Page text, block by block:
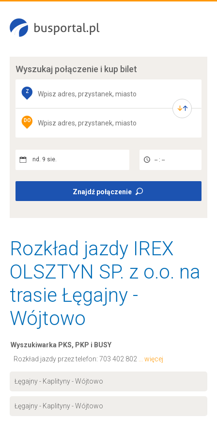
Wyszukaj połączenie i kup bilet
Z
DO
nd. 9 sie. -- : --
Znajdź połączenie
Rozkład jazdy IREX
OLSZTYN SP. z o.o. na
trasie Łęgajny -
Wójtowo
Wyszukiwarka PKS, PKP i BUSY
Rozkład jazdy przez telefon: 703 402 802 ... więcej
Łęgajny - Kaplityny - Wójtowo
Łęgajny - Kaplityny - Wójtowo